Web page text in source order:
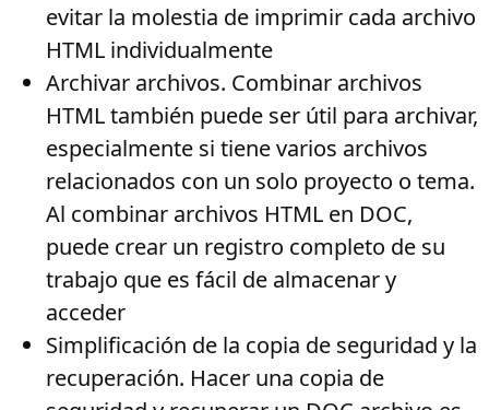
evitar la molestia de imprimir cada archivo
HTML individualmente
Archivar archivos. Combinar archivos
HTML también puede ser útil para archivar,
especialmente si tiene varios archivos
relacionados con un solo proyecto o tema.
Al combinar archivos HTML en DOC,
puede crear un registro completo de su
trabajo que es fácil de almacenar y
acceder
Simplificación de la copia de seguridad y la
recuperación. Hacer una copia de